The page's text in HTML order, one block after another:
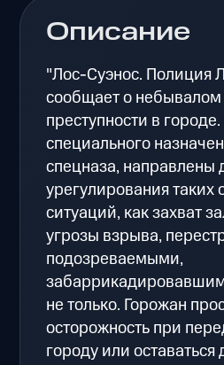
Описание
"Лос-Суэнос. Полиция
сообщает о небывалом
преступности в
специального
спецназа, направлены
урегулирования таких
ситуаций, как захват
угрозы взрыва,
подозреваемыми,
не только. Горожан
осторожность при
городу или оставаться